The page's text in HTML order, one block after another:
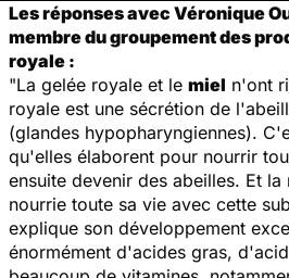
Les réponses avec Véronique
membre du groupement des
royale :
"La gelée royale et le miel n'ont
royale est une sécrétion de
(glandes hypopharyngiennes).
qu'elles élaborent pour nourrir
ensuite devenir des abeilles. Et
nourrie toute sa vie avec cette
explique son développement
énormément d'acides gras,